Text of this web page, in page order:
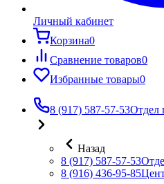
Личный кабинет
Корзина0
Сравнение товаров0
Избранные товары0
8 (917) 587-57-53Отдел
Назад
8 (917) 587-57-53
8 (916) 436-95-85